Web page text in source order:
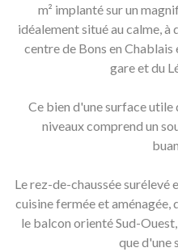
m² implanté sur un
idéalement situé au calme, à
centre de Bons en Chablais
gare et du
Ce bien d'une surface utile
niveaux comprend un
Le rez-de-chaussée surélevé
cuisine fermée et aménagée,
le balcon orienté Sud-
que d'une